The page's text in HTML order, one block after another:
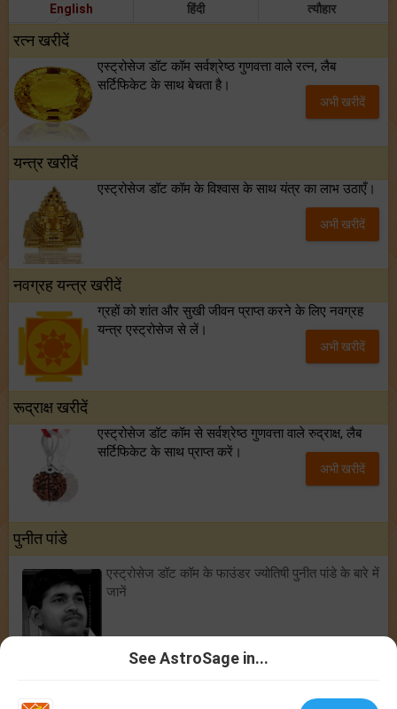
English हिंदी त्यौहार
रत्न खरीदें
एस्ट्रोसेज डॉट कॉम सर्वश्रेष्ठ गुणवत्ता वाले रत्न, लैब
सर्टिफिकेट के साथ बेचता है।
अभी खरीदें
यन्त्र खरीदें
एस्ट्रोसेज डॉट कॉम के विश्वास के साथ यंत्र का लाभ उठाएँ।
अभी खरीदें
नवग्रह यन्त्र खरीदें
ग्रहों को शांत और सुखी जीवन प्राप्त करने के लिए नवग्रह
यन्त्र एस्ट्रोसेज से लें।
अभी खरीदें
रूद्राक्ष खरीदें
एस्ट्रोसेज डॉट कॉम से सर्वश्रेष्ठ गुणवत्ता वाले रुद्राक्ष, लैब
सर्टिफिकेट के साथ प्राप्त करें।
अभी खरीदें
पुनीत पांडे
एस्ट्रोसेज डॉट कॉम के फाउंडर ज्योतिषी पुनीत पांडे के बारे में
जानें
ज्योतिषीय उपकरण
See AstroSage in...